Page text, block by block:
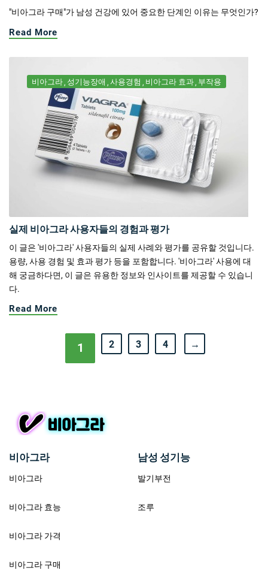
"비아그라 구매"가 남성 건강에 있어 중요한 단계인 이유는 무엇인가?
Read More
비아그라 성기능장애 사용경험 비아그라 효과 부작용
실제 비아그라 사용자들의 경험과 평가
이 글은 '비아그라' 사용자들의 실제 사례와 평가를 공유할 것입니다.
용량, 사용 경험 및 효과 평가 등을 포함합니다. '비아그라' 사용에 대
해 궁금하다면, 이 글은 유용한 정보와 인사이트를 제공할 수 있습니
다.
Read More
1 2 3 4 →
비아그라
비아그라
비아그라 효능
비아그라 가격
비아그라 구매
남성 성기능
발기부전
조루